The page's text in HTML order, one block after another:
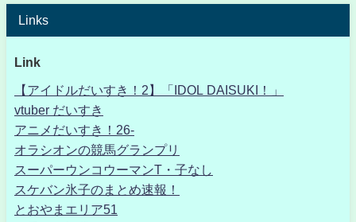
Links
Link
【アイドルだいすき！2】「IDOL DAISUKI！」
vtuber だいすき
アニメだいすき！26-
オラシオンの競馬グランプリ
スーパーウンコウーマンT・子なし
スケバン氷子のまとめ速報！
とおやまエリア51